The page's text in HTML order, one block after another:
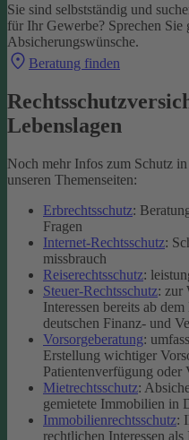
Sie sind selbstständig und
für Ihr Gewerbe? Sprechen Sie
Absicherungswünsche.
Beratung finden
Lebenslagen
Noch mehr Infos zum Schutz
unseren Themenseiten:
Erbrechtsschutz:
Fragen
Internet-Rechtsschutz:
missbrauch
Reiserechtsschutz:
Steuer-Rechtsschutz: zur
Interessen bereits ab
deutschen Finanz- und
Vorsorgeberatung:
Erstellung wichtiger
Patientenverfügung oder
Mietrechtsschutz:
gemietete Immobilien in
Immobilienrechtsschutz:
rechtlichen Interessen